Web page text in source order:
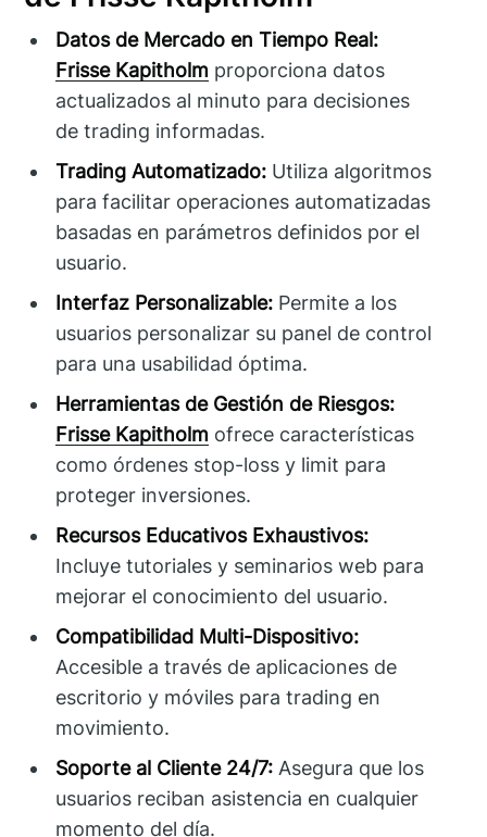
Datos de Mercado en Tiempo Real:
Frisse Kapitholm proporciona datos
actualizados al minuto para decisiones
de trading informadas.
Trading Automatizado: Utiliza algoritmos
para facilitar operaciones automatizadas
basadas en parámetros definidos por el
usuario.
Interfaz Personalizable: Permite a los
usuarios personalizar su panel de control
para una usabilidad óptima.
Herramientas de Gestión de Riesgos:
Frisse Kapitholm ofrece características
como órdenes stop-loss y limit para
proteger inversiones.
Recursos Educativos Exhaustivos:
Incluye tutoriales y seminarios web para
mejorar el conocimiento del usuario.
Compatibilidad Multi-Dispositivo:
Accesible a través de aplicaciones de
escritorio y móviles para trading en
movimiento.
Soporte al Cliente 24/7: Asegura que los
usuarios reciban asistencia en cualquier
momento del día.